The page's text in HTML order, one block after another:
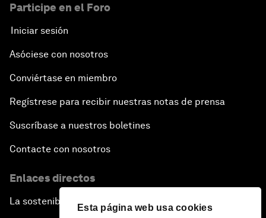
Esta página web usa cookies
Participe en el Foro
Iniciar sesión
Asóciese con nosotros
Conviértase en miembro
Regístrese para recibir nuestras notas de prensa
Suscríbase a nuestros boletines
Contacte con nosotros
Enlaces directos
La sostenibilidad en el Foro